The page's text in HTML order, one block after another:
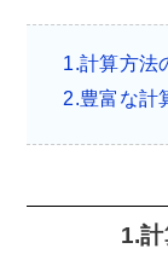
1.計算方法
2.豊富な計
1.